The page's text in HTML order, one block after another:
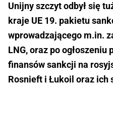
Unijny szczyt odbył się
kraje UE 19. pakietu
wprowadzającego m.in.
LNG, oraz po
finansów sankcji na
Rosnieft i Łukoil oraz ich